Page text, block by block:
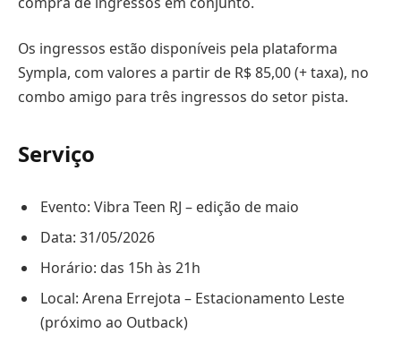
Os ingressos estão disponíveis pela plataforma
Sympla, com valores a partir de R$ 85,00 (+ taxa), no
combo amigo para três ingressos do setor pista.
Serviço
Evento: Vibra Teen RJ – edição de maio
Data: 31/05/2026
Horário: das 15h às 21h
Local: Arena Errejota – Estacionamento Leste
(próximo ao Outback)